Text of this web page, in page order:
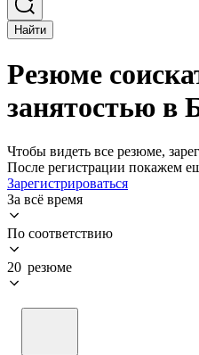
Найти
Резюме
занятостью в
Чтобы видеть все резюме,
После регистрации покажем
Зарегистрироваться
За всё время
По соответствию
20 резюме